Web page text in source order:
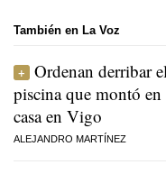
También en La Voz
Ordenan derribar
piscina que montó
casa en Vigo
ALEJANDRO MARTÍNEZ